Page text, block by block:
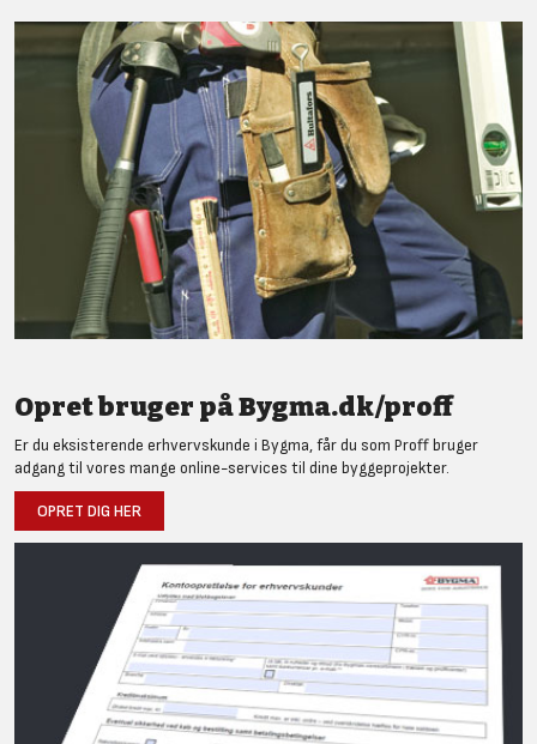
Opret bruger på Bygma.dk/proff
Er du eksisterende erhvervskunde i Bygma, får du som Proff bruger
adgang til vores mange online-services til dine byggeprojekter.
OPRET DIG HER